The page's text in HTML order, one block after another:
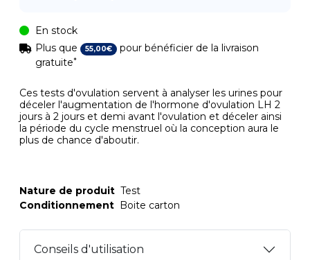
Ces tests d'ovulation servent à analyser les urines pour
déceler l'augmentation de l'hormone d'ovulation LH 2
jours à 2 jours et demi avant l'ovulation et déceler ainsi
la période du cycle menstruel où la conception aura le
plus de chance d'aboutir.
En stock
Plus que
55,00€ pour bénéficier de la livraison
gratuite*
Nature de produit Test
Conditionnement Boite carton
Conseils d'utilisation